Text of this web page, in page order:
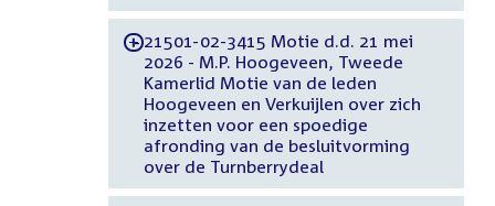
-21501-02-3415 Motie d.d. 21 mei
2026 - M.P. Hoogeveen, Tweede
Kamerlid Motie van de leden
Hoogeveen en Verkuijlen over zich
inzetten voor een spoedige
afronding van de besluitvorming
over de Turnberrydeal